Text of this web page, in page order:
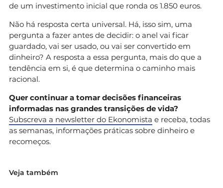
de um investimento inicial que ronda os 1.850 euros.
Não há resposta certa universal. Há, isso sim, uma
pergunta a fazer antes de decidir: o anel vai ficar
guardado, vai ser usado, ou vai ser convertido em
dinheiro? A resposta a essa pergunta, mais do que a
tendência em si, é que determina o caminho mais
racional.
Quer continuar a tomar decisões financeiras
informadas nas grandes transições de vida?
Subscreva a newsletter do Ekonomista e receba, todas
as semanas, informações práticas sobre dinheiro e
recomeços.
Veja também